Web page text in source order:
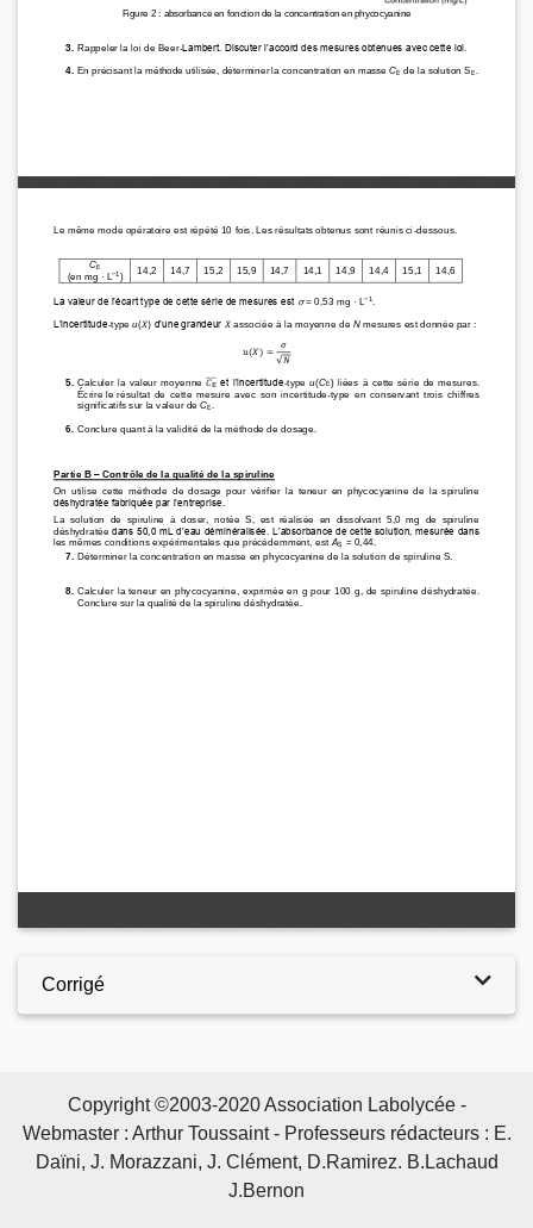
Corrigé
Copyright ©2003-2020 Association Labolycée -
Webmaster : Arthur Toussaint - Professeurs rédacteurs : E.
Daïni, J. Morazzani, J. Clément, D.Ramirez. B.Lachaud
J.Bernon